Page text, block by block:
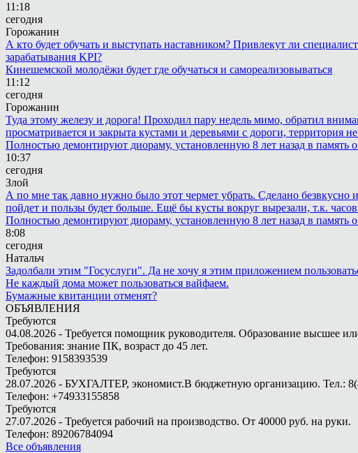
11:18
сегодня
Горожанин
А кто будет обучать и выступать наставником? Привлекут ли
зарабатывания KPI?
Кинешемской молодёжи будет где обучаться и самореализовываться
11:12
сегодня
Горожанин
Туда этому железу и дорога! Проходил пару недель мимо, обратил
просматривается и закрыта кустами и деревьями с дороги, территория
Полностью демонтируют диораму, установленную 8 лет назад в память о
10:37
сегодня
Злой
А по мне так давно нужно было этот чермет убрать. Сделано
пойдет и пользы будет больше. Ещё бы кусты вокруг вырезали, т.к.
Полностью демонтируют диораму, установленную 8 лет назад в память о
8:08
сегодня
Натальч
Задолбали этим "Госуслуги". Да не хочу я этим приложением
Не каждый дома может пользоваться вайфаем.
Бумажные квитанции отменят?
ОБЪЯВЛЕНИЯ
Требуются
04.08.2026 - Требуется помощник руководителя. Образование высшее
Требования: знание ПК, возраст до 45 лет.
Телефон: 9158393539
Требуются
28.07.2026 - БУХГАЛТЕР, экономист.В бюджетную организацию. Тел.:
Телефон: +74933155858
Требуются
27.07.2026 - Требуется рабочий на производство. От 40000 руб. на руки.
Телефон: 89206784094
Все объявления